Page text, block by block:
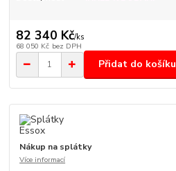
82 340 Kč/ks
68 050 Kč bez DPH
Přidat do košíku
Nákup na splátky
Více informací